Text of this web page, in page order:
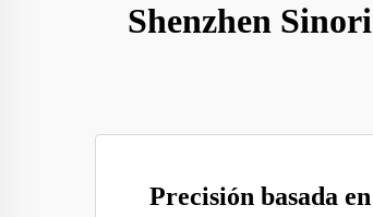
Shenzhen
Precisión basada